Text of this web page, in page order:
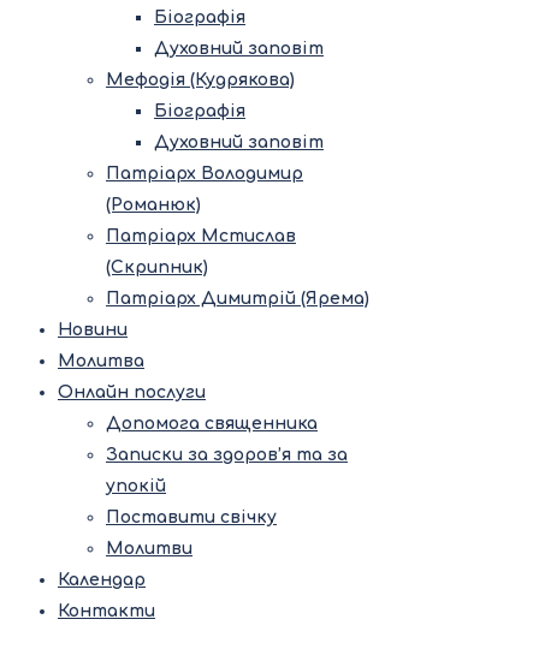
Біографія
Духовний заповіт
Мефодія (Кудрякова)
Біографія
Духовний заповіт
Патріарх Володимир
(Романюк)
Патріарх Мстислав
(Скрипник)
Патріарх Димитрій (Ярема)
Новини
Молитва
Онлайн послуги
Допомога священника
Записки за здоров’я та за
упокій
Поставити свічку
Молитви
Календар
Контакти